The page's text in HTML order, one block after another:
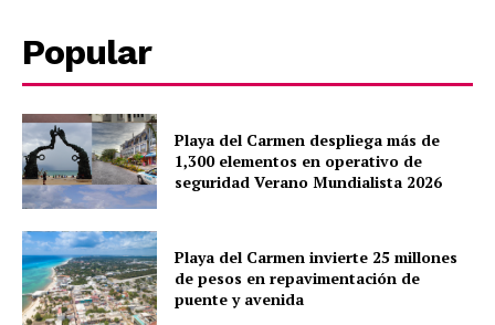
Playa del Carmen
Puerto Morelos
Popular
Playa del Carmen despliega más de
1,300 elementos en operativo de
seguridad Verano Mundialista 2026
Playa del Carmen invierte 25 millones
de pesos en repavimentación de
puente y avenida